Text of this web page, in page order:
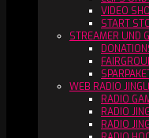
VIDEO
START
STREAMER UND
WEB RADIO
RADIO
RADIO
RADIO